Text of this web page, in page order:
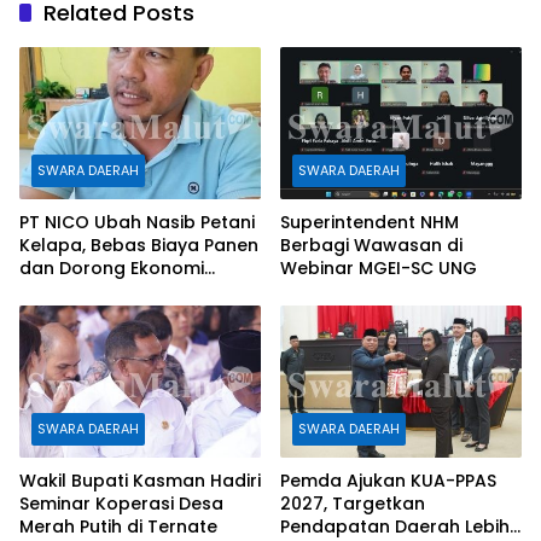
k
e
r
p
Related Posts
SWARA DAERAH
PT NICO Ubah Nasib Petani
Kelapa, Bebas Biaya Panen
dan Dorong Ekonomi
SWARA DAERAH
Superintendent NHM
Berbagi Wawasan di
Webinar MGEI-SC UNG
SWARA DAERAH
Wakil Bupati Kasman Hadiri
Seminar Koperasi Desa
Merah Putih di Ternate
SWARA DAERAH
Pemda Ajukan KUA-PPAS
2027, Targetkan
Pendapatan Daerah Lebih